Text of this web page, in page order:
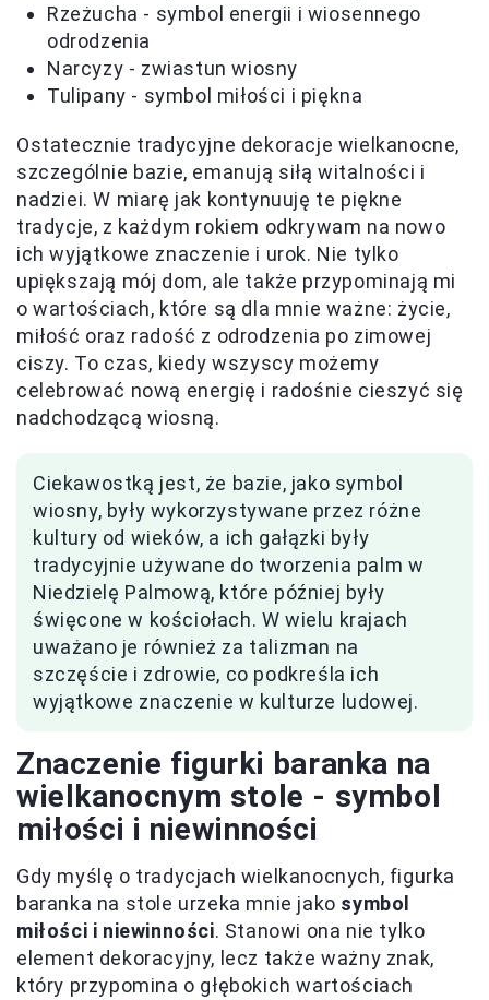
Rzeżucha - symbol energii i wiosennego
odrodzenia
Narcyzy - zwiastun wiosny
Tulipany - symbol miłości i piękna
Ostatecznie tradycyjne dekoracje wielkanocne,
szczególnie bazie, emanują siłą witalności i
nadziei. W miarę jak kontynuuję te piękne
tradycje, z każdym rokiem odkrywam na nowo
ich wyjątkowe znaczenie i urok. Nie tylko
upiększają mój dom, ale także przypominają mi
o wartościach, które są dla mnie ważne: życie,
miłość oraz radość z odrodzenia po zimowej
ciszy. To czas, kiedy wszyscy możemy
celebrować nową energię i radośnie cieszyć się
nadchodzącą wiosną.
Ciekawostką jest, że bazie, jako symbol
wiosny, były wykorzystywane przez różne
kultury od wieków, a ich gałązki były
tradycyjnie używane do tworzenia palm w
Niedzielę Palmową, które później były
święcone w kościołach. W wielu krajach
uważano je również za talizman na
szczęście i zdrowie, co podkreśla ich
wyjątkowe znaczenie w kulturze ludowej.
Znaczenie figurki baranka na
wielkanocnym stole - symbol
miłości i niewinności
Gdy myślę o tradycjach wielkanocnych, figurka
baranka na stole urzeka mnie jako symbol
miłości i niewinności. Stanowi ona nie tylko
element dekoracyjny, lecz także ważny znak,
który przypomina o głębokich wartościach